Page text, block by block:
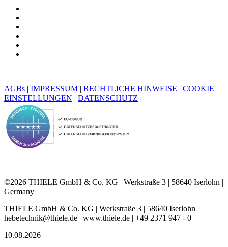
AGBs | IMPRESSUM | RECHTLICHE HINWEISE | COOKIE
EINSTELLUNGEN | DATENSCHUTZ
©2026 THIELE GmbH & Co. KG | Werkstraße 3 | 58640 Iserlohn |
Germany
THIELE GmbH & Co. KG | Werkstraße 3 | 58640 Iserlohn |
hebetechnik@thiele.de | www.thiele.de | +49 2371 947 - 0
10.08.2026